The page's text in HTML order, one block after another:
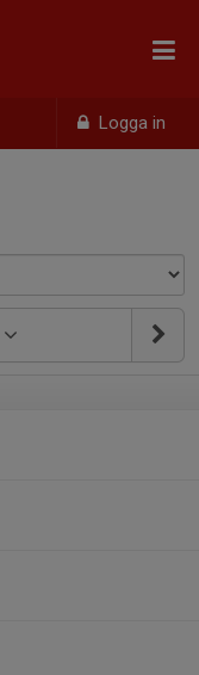
Logga in